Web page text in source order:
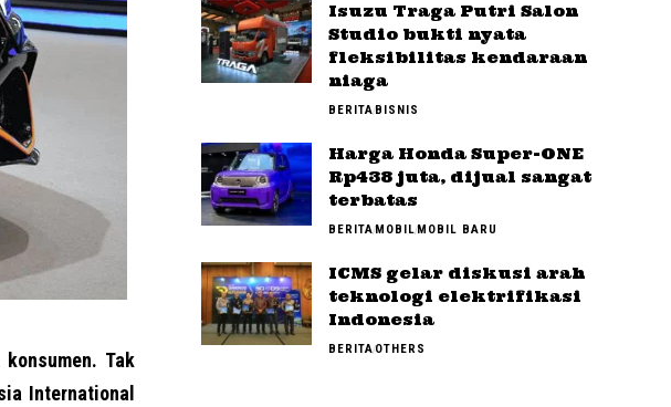
Tak
International
Isuzu Traga Putri Salon
Studio bukti nyata
fleksibilitas kendaraan
niaga
BERITABISNIS
Harga Honda Super-ONE
Rp438 juta, dijual sangat
terbatas
BERITAMOBILMOBIL BARU
ICMS gelar diskusi arah
teknologi elektrifikasi
Indonesia
BERITAOTHERS